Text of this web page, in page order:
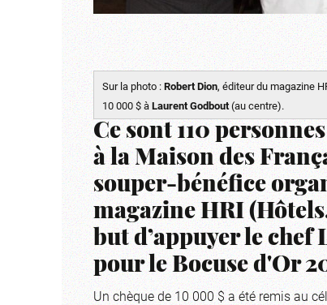
Sur la photo :Robert Dion, éditeur du magazine
10 000 $ àLaurent Godbout(au centre).
Ce sont 110
à la Maison des
souper-bénéfice
magazine HRI
but d’appuyer le
pour le Bocuse d'Or
Un chèque de 10 000 $ a été remis au